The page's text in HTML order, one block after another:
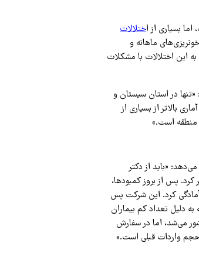
ختلالات
ماهانه و
به این اختلالات با مشکلات
زیاد نیست، می‌گوید: «تنها در استان سیستان و
آماری بالاتر از بسیاری از
منطقه است.»
«باید از دکتر
کرد. پس از بروز کمبودها،
اعلام آمادگی کرد. این شرکت پس
دلیل تعداد کم بیماران
در گذشته فرآورده‌های ۵۰۰ واحدی وارد کشور می‌شد، اما در سفارش